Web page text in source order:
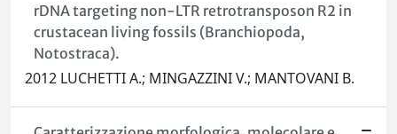
rDNA targeting non-LTR retrotransposon R2 in
crustacean living fossils (Branchiopoda,
Notostraca).
2012 LUCHETTI A.; MINGAZZINI V.; MANTOVANI B.